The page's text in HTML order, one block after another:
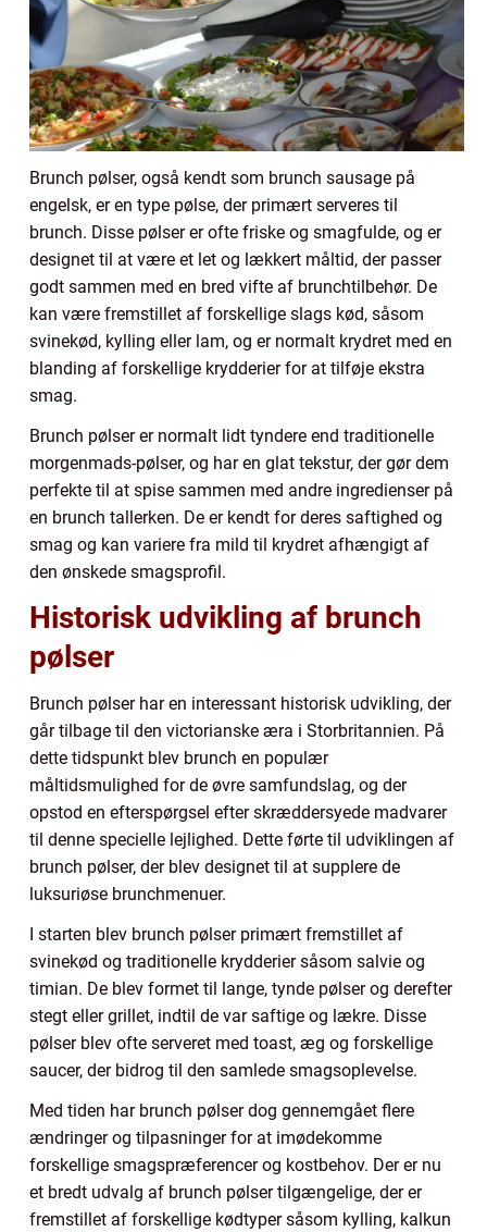
Brunch pølser, også kendt som brunch sausage på
engelsk, er en type pølse, der primært serveres til
brunch. Disse pølser er ofte friske og smagfulde, og er
designet til at være et let og lækkert måltid, der passer
godt sammen med en bred vifte af brunchtilbehør. De
kan være fremstillet af forskellige slags kød, såsom
svinekød, kylling eller lam, og er normalt krydret med en
blanding af forskellige krydderier for at tilføje ekstra
smag.
Brunch pølser er normalt lidt tyndere end traditionelle
morgenmads-pølser, og har en glat tekstur, der gør dem
perfekte til at spise sammen med andre ingredienser på
en brunch tallerken. De er kendt for deres saftighed og
smag og kan variere fra mild til krydret afhængigt af
den ønskede smagsprofil.
Historisk udvikling af brunch
pølser
Brunch pølser har en interessant historisk udvikling, der
går tilbage til den victorianske æra i Storbritannien. På
dette tidspunkt blev brunch en populær
måltidsmulighed for de øvre samfundslag, og der
opstod en efterspørgsel efter skræddersyede madvarer
til denne specielle lejlighed. Dette førte til udviklingen af
brunch pølser, der blev designet til at supplere de
luksuriøse brunchmenuer.
I starten blev brunch pølser primært fremstillet af
svinekød og traditionelle krydderier såsom salvie og
timian. De blev formet til lange, tynde pølser og derefter
stegt eller grillet, indtil de var saftige og lækre. Disse
pølser blev ofte serveret med toast, æg og forskellige
saucer, der bidrog til den samlede smagsoplevelse.
Med tiden har brunch pølser dog gennemgået flere
ændringer og tilpasninger for at imødekomme
forskellige smagspræferencer og kostbehov. Der er nu
et bredt udvalg af brunch pølser tilgængelige, der er
fremstillet af forskellige kødtyper såsom kylling, kalkun